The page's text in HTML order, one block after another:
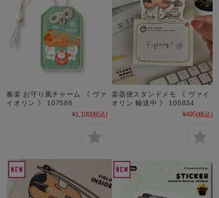
奏楽 お守り風チャーム 《 ヴァ
イオリン 》 107586
¥1,100(税込)
楽器便スタンドメモ 《 ヴァイ
オリン 輸送中 》 105834
¥495(税込)